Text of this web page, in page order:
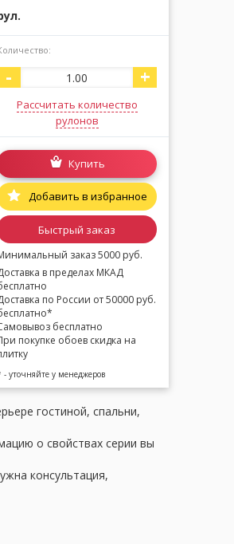
- +
Рассчитать количество
рулонов
Купить
Добавить в избранное
Быстрый заказ
заказ 5000 руб.
в пределах МКАД
по России от 50000 руб.
бесплатно
покупке обоев скидка на
- уточняйте у менеджеров
гостиной, спальни,
о свойствах серии вы
консультация,